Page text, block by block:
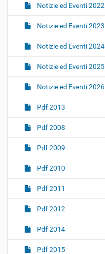
Notizie ed Eventi 2022
Notizie ed Eventi 2023
Notizie ed Eventi 2024
Notizie ed Eventi 2025
Notizie ed Eventi 2026
Pdf 2013
Pdf 2008
Pdf 2009
Pdf 2010
Pdf 2011
Pdf 2012
Pdf 2014
Pdf 2015